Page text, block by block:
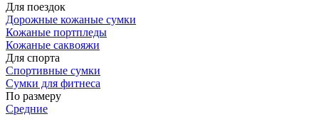
Для поездок
Дорожные кожаные сумки
Кожаные портпледы
Кожаные саквояжи
Для спорта
Спортивные сумки
Сумки для фитнеса
По размеру
Средние